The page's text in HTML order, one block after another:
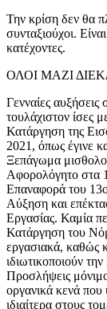
Την κρίση δεν θα
συνταξιούχοι.
κατέχοντες.
ΟΛΟΙ ΜΑΖΙ
Γενναίες αυξήσεις
τουλάχιστον ίσες
Κατάργηση της
2021, όπως έγινε
Ξεπάγωμα
Αφορολόγητο στα
Επαναφορά του
Αύξηση και
Εργασίας. Καμία
Κατάργηση του
εργασιακά, καθώς
ιδιωτικοποιούν
Προσλήψεις
οργανικά κενά
ιδιαίτερα στους